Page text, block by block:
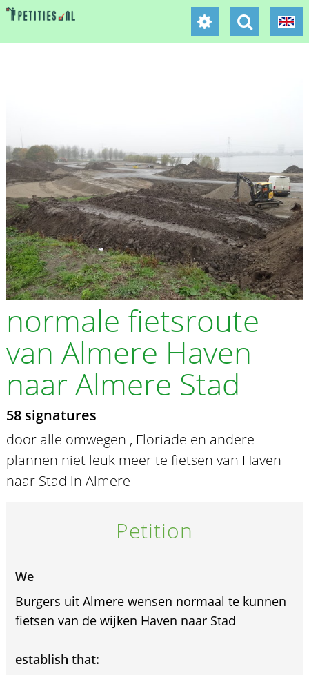
normale fietsroute
van Almere Haven
naar Almere Stad
58 signatures
door alle omwegen , Floriade en andere
plannen niet leuk meer te fietsen van Haven
naar Stad in Almere
Petition
We
Burgers uit Almere wensen normaal te kunnen
fietsen van de wijken Haven naar Stad
establish that: